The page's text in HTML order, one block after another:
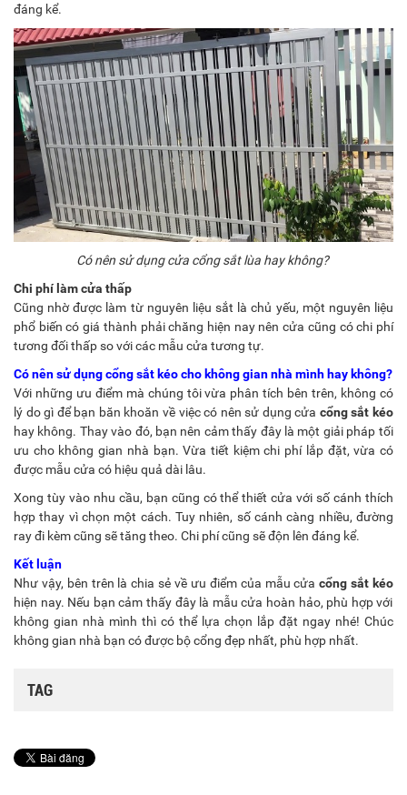
đáng kể.
Có nên sử dụng cửa cổng sắt lùa hay không?
Chi phí làm cửa thấp
Cũng nhờ được làm từ nguyên liệu sắt là chủ yếu, một nguyên liệu
phổ biến có giá thành phải chăng hiện nay nên cửa cũng có chi phí
tương đối thấp so với các mẫu cửa tương tự.
Có nên sử dụng cổng sắt kéo cho không gian nhà mình hay không?
Với những ưu điểm mà chúng tôi vừa phân tích bên trên, không có
lý do gì để bạn băn khoăn về việc có nên sử dụng cửa cổng sắt kéo
hay không. Thay vào đó, bạn nên cảm thấy đây là một giải pháp tối
ưu cho không gian nhà bạn. Vừa tiết kiệm chi phí lắp đặt, vừa có
được mẫu cửa có hiệu quả dài lâu.
Xong tùy vào nhu cầu, bạn cũng có thể thiết cửa với số cánh thích
hợp thay vì chọn một cách. Tuy nhiên, số cánh càng nhiều, đường
ray đi kèm cũng sẽ tăng theo. Chi phí cũng sẽ độn lên đáng kể.
Kết luận
Như vậy, bên trên là chia sẻ về ưu điểm của mẫu cửacổng sắt kéo
hiện nay. Nếu bạn cảm thấy đây là mẫu cửa hoàn hảo, phù hợp với
không gian nhà mình thì có thể lựa chọn lắp đặt ngay nhé! Chúc
không gian nhà bạn có được bộ cổng đẹp nhất, phù hợp nhất.
TAG